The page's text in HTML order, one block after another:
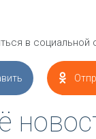
в социальной